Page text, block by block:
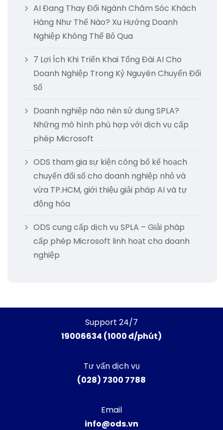
AI Đang Thay Đổi Ngành Chăm Sóc Khách
Hàng Như Thế Nào? Xu Hướng Doanh
Nghiệp Không Thể Bỏ Qua
7 Lợi Ích Khi Triển Khai Tổng Đài AI Cho
Doanh Nghiệp Trong Kỷ Nguyên Chuyển Đổi
Số
Doanh nghiệp nào nên sử dụng SPLA?
Những mô hình phù hợp với dịch vụ cấp
phép Microsoft
ODS tham gia sự kiện công bố kế hoạch
chuyển đổi số cho doanh nghiệp nhỏ và
vừa TP.HCM, giới thiệu giải pháp AI và tự
động hóa
ODS cung cấp dịch vụ SPLA – Giải pháp
cấp phép Microsoft linh hoạt cho doanh
nghiệp
Support 24/7
19006634 (1000 đ/phút)
Tư vấn dịch vụ
(028) 7300 7788
Email
info@ods.vn